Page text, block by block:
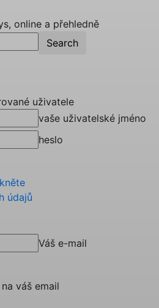
online a přehledně
uživatele
vaše uživatelské jméno
heslo
údajů
Váš e-mail
váš email